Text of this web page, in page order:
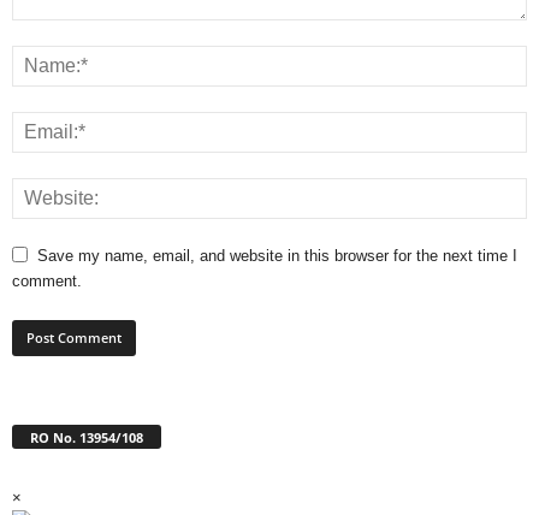
Save my name, email, and website in this browser for the next time I
comment.
RO No. 13954/108
×